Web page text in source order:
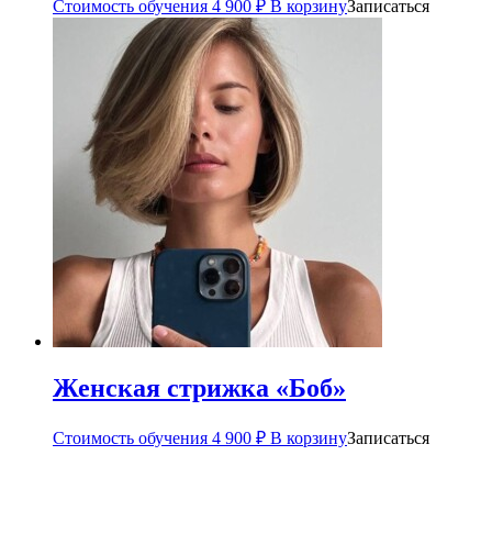
Стоимость обучения 4 900 ₽ В корзинуЗаписаться
Женская стрижка «Боб»
Стоимость обучения 4 900 ₽ В корзинуЗаписаться